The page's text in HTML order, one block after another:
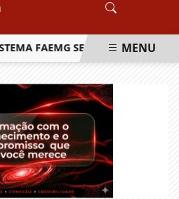
FAEMG SENAR LANÇA OMENU